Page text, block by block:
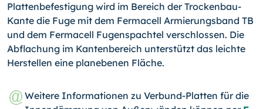
Plattenbefestigung wird im Bereich der Trockenbau-
Kante die Fuge mit dem Fermacell Armierungs­band TB
und dem Fermacell Fugenspachtel verschlossen. Die
Abflachung im Kantenbereich unterstützt das leichte
Herstel­len eine planebenen Fläche.
Weitere Informationen zu Verbund-Platten für die